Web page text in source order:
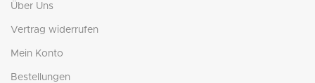
Über Uns
Vertrag widerrufen
Mein Konto
Bestellungen